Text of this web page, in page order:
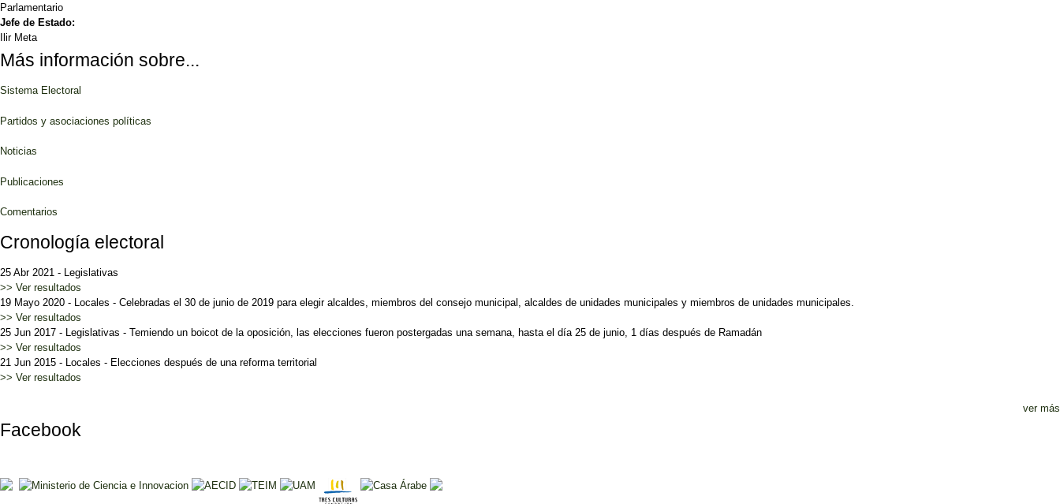
Parlamentario
Jefe de Estado:
Ilir Meta
Más información sobre...
Sistema Electoral
Partidos y asociaciones políticas
Noticias
Publicaciones
Comentarios
Cronología electoral
25 Abr 2021 - Legislativas
>> Ver resultados
19 Mayo 2020 - Locales - Celebradas el 30 de junio de 2019 para elegir alcaldes, miembros del consejo municipal, alcaldes de unidades municipales y miembros de unidades municipales.
>> Ver resultados
25 Jun 2017 - Legislativas - Temiendo un boicot de la oposición, las elecciones fueron postergadas una semana, hasta el día 25 de junio, 1 días después de Ramadán
>> Ver resultados
21 Jun 2015 - Locales - Elecciones después de una reforma territorial
>> Ver resultados
ver más
Facebook